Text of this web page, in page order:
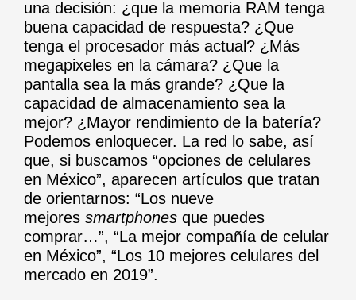
una decisión: ¿que la memoria RAM tenga
buena capacidad de respuesta? ¿Que
tenga el procesador más actual? ¿Más
megapixeles en la cámara? ¿Que la
pantalla sea la más grande? ¿Que la
capacidad de almacenamiento sea la
mejor? ¿Mayor rendimiento de la batería?
Podemos enloquecer. La red lo sabe, así
que, si buscamos “opciones de celulares
en México”, aparecen artículos que tratan
de orientarnos: “Los nueve
mejores smartphones que puedes
comprar…”, “La mejor compañía de celular
en México”, “Los 10 mejores celulares del
mercado en 2019”.